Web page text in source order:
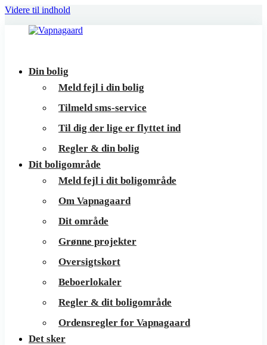
Videre til indhold
Vapnagaard
BoligerDin bolig
Meld fejl i din bolig
Tilmeld sms-service
Til dig der lige er flyttet ind
Regler & din bolig
Dit boligområde
Meld fejl i dit boligområde
Om Vapnagaard
Dit område
Grønne projekter
Oversigtskort
Beboerlokaler
Regler & dit boligområde
Ordensregler for Vapnagaard
Det sker